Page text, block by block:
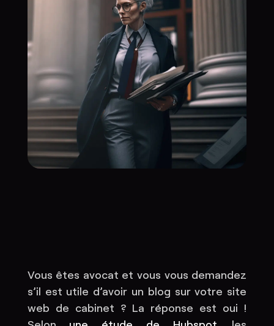
Vous êtes avocat et vous vous demandez
s’il est utile d’avoir un blog sur votre site
web de cabinet ? La réponse est oui !